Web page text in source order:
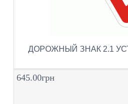
ДОРОЖНЫЙ ЗНАК 2.1
645.00грн